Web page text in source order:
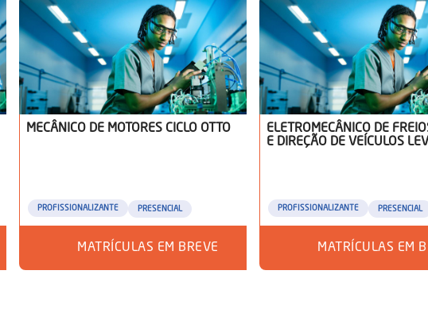
MECÂNICO DE MOTORES CICLO OTTO
PRESENCIAL
PROFISSIONALIZANTE
MATRÍCULAS EM BREVE
ELETROMECÂNICO DE
E DIREÇÃO DE VEÍCULOS
PRESENCIAL
PROFISSIONALIZANTE
MATRÍCULAS EM